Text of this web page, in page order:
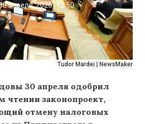
Tudor Mardei | NewsMaker
апреля, 2026 12:50
30 апреля одобрил
чтении законопроект,
отмену налоговых